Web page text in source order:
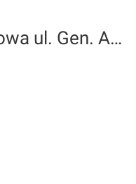
[Białystok] Przebudowa ul. Gen. Andersa